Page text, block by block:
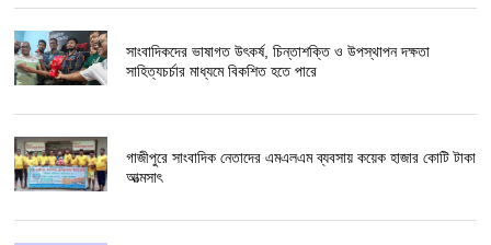
সাংবাদিকদের ভাষাগত উৎকর্ষ, চিন্তাশক্তি ও উপস্থাপন দক্ষতা
সাহিত্যচর্চার মাধ্যমে বিকশিত হতে পারে
গাজীপুরে সাংবাদিক নেতাদের এমএলএম ব্যবসায় কয়েক হাজার কোটি টাকা
আত্মসাৎ